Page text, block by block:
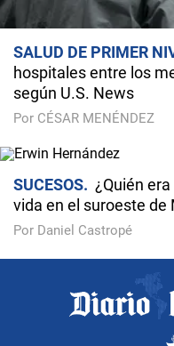
SALUD DE PRIMER
hospitales entre los
según U.S. News
Por CÉSAR MENÉNDEZ
SUCESOS
¿Quién
vida en el suroeste de
Por Daniel Castropé